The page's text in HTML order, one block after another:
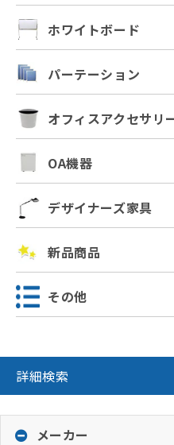
ホワイトボード
パーテーション
オフィスアクセサリ
OA機器
デザイナーズ家具
新品商品
その他
詳細検索
メーカー